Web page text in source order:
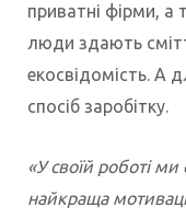
приватні фірми, а
люди здають
екосвідомість. А
спосіб заробітку.
«У своїй роботі
найкраща